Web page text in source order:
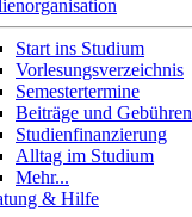
Start ins Studium
Vorlesungsverzeichnis
Semestertermine
Beiträge und Gebühren
Studienfinanzierung
Alltag im Studium
Mehr...
& Hilfe